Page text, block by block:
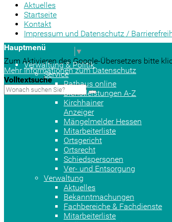
Aktuelles
Startseite
Kontakt
Impressum und Datenschutz /
Sprache auswählen
▼
Zum Aktivieren des Google-Übersetzers bitte
Mehr Informationen zum Datenschutz
Volltextsuche
Hauptmenü
Verwaltung & Politik
Service
Rathaus online
Dienstleistungen A-Z
Kirchhainer
Anzeiger
Mängelmelder Hessen
Mitarbeiterliste
Ortsgericht
Ortsrecht
Schiedspersonen
Ver- und Entsorgung
Verwaltung
Aktuelles
Bekanntmachungen
Fachbereiche & Fachdienste
Mitarbeiterliste